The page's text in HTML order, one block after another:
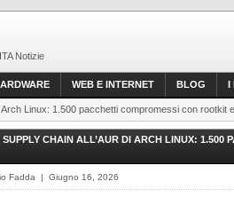
Notizie
WEB E INTERNET BLOG I
Arch Linux: 1.500 pacchetti compromessi con rootkit
CHAIN ALL’AUR DI ARCH LINUX: 1.500
Fadda | Giugno 16, 2026